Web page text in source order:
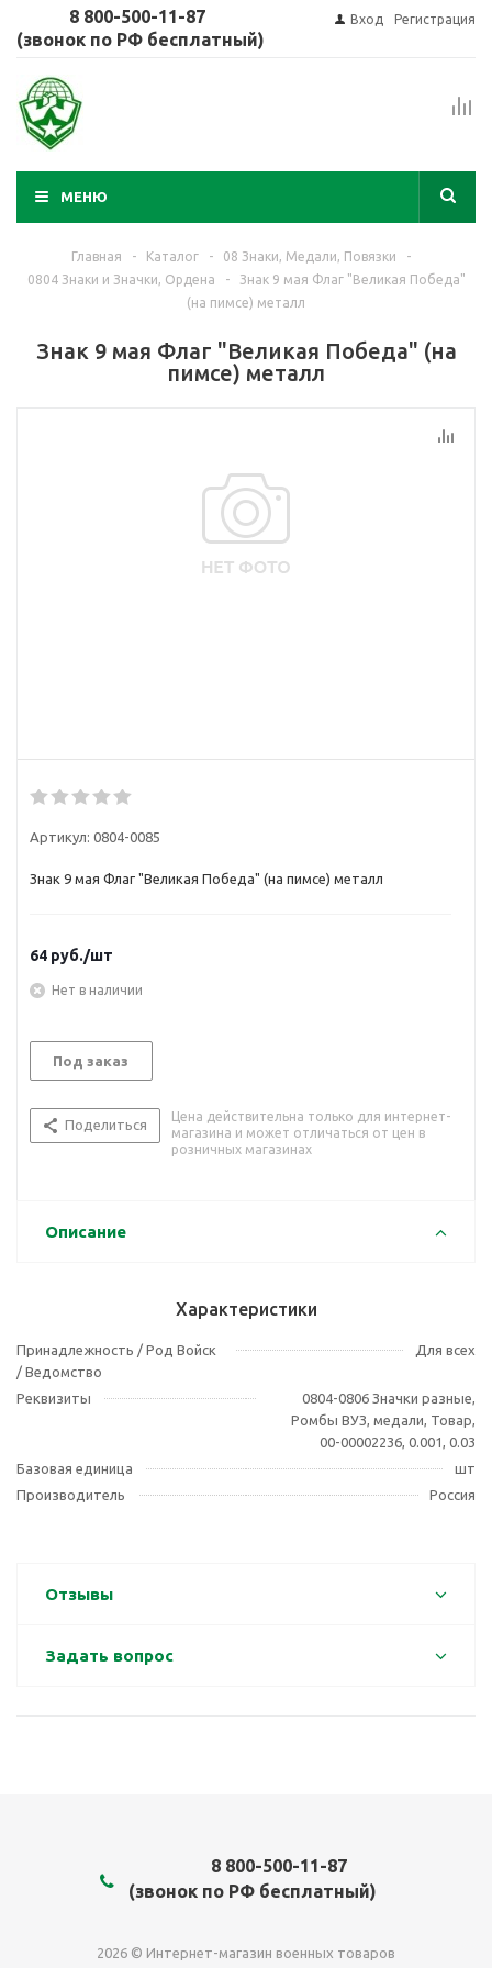
8 800-500-11-87
(звонок по РФ бесплатный)
Вход Регистрация
МЕНЮ
Главная - Каталог - 08 Знаки, Медали, Повязки
-
0804 Знаки и Значки, Ордена
-
Знак 9 мая Флаг "Великая Победа"
(на пимсе) металл
Знак 9 мая Флаг "Великая Победа" (на
пимсе) металл
Артикул: 0804-0085
Знак 9 мая Флаг "Великая Победа" (на пимсе) металл
64 руб./шт
Нет в наличии
Под заказ
Поделиться
Цена действительна только для интернет-
магазина и может отличаться от цен в
розничных магазинах
Описание
Характеристики
Принадлежность / Род Войск
/ Ведомство
Для всех
Реквизиты
0804-0806 Значки разные,
Ромбы ВУЗ, медали, Товар,
00-00002236, 0.001, 0.03
Базовая единица
шт
Производитель
Россия
Отзывы
Задать вопрос
8 800-500-11-87
(звонок по РФ бесплатный)
2026 © Интернет-магазин военных товаров